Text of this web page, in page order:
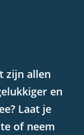
zijn allen
en
Laat je
of neem